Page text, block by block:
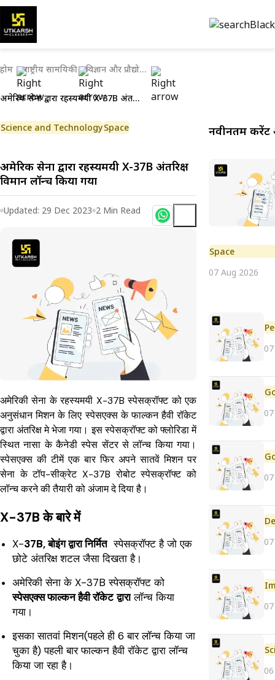
होम राष्ट्रीय सामयिकी विज्ञान और प्रौद्योगिकी
अमेरिकी सेना द्वारा रहस्यमयी X-37B अंतरिक्ष विमान लॉन्च किया गया
Science and TechnologySpace
अमेरिकी सेना द्वारा रहस्यमयी X-37B अंतरिक्ष
विमान लॉन्च किया गया
Updated: 29 Dec 2023 2 Min Read
अमेरिकी सेना के रहस्यमयी X-37B स्पेसक्रॉफ्ट को एक
अनुसंधान मिशन के लिए स्पेसएक्स के फाल्कन हैवी रॉकेट
द्वारा अंतरिक्ष मे भेजा गया। इस स्पेसक्रॉफ्ट को फ्लोरिडा में
स्थित नासा के कैनेडी स्पेस सेंटर से लॉन्च किया गया।
स्पेसएक्स की टीमें एक बार फिर अपने सातवें मिशन पर
सेना के टॉप-सीक्रेट X-37B रोबोट स्पेसक्रॉफ्ट को
लॉन्च करने की तैयारी को अंजाम दे दिया है।
X-37B के बारे में
X-37B, बोइंग द्वारा निर्मित स्पेसक्रॉफ्ट है जो एक
छोटे अंतरिक्ष शटल जैसा दिखता है।
अमेरिकी सेना के X-37B स्पेसक्रॉफ्ट को
स्पेसएक्स फाल्कन हैवी रॉकेट द्वारालॉन्च किया
गया।
इसका सातवां मिशन(पहले ही 6 बार लॉन्च किया जा
चुका है) पहली बार फाल्कन हैवी रॉकेट द्वारा लॉन्च
किया जा रहा है।
नवीनतम करेंट
Space
07 Aug 2026